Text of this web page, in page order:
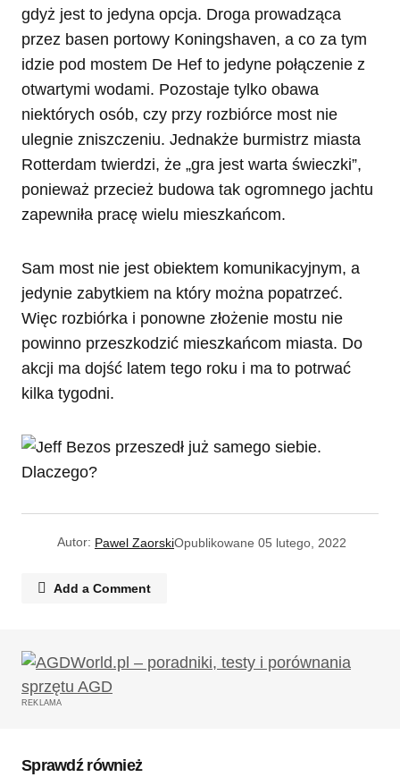
gdyż jest to jedyna opcja. Droga prowadząca
przez basen portowy Koningshaven, a co za tym
idzie pod mostem De Hef to jedyne połączenie z
otwartymi wodami. Pozostaje tylko obawa
niektórych osób, czy przy rozbiórce most nie
ulegnie zniszczeniu. Jednakże burmistrz miasta
Rotterdam twierdzi, że „gra jest warta świeczki”,
ponieważ przecież budowa tak ogromnego jachtu
zapewniła pracę wielu mieszkańcom.
Sam most nie jest obiektem komunikacyjnym, a
jedynie zabytkiem na który można popatrzeć.
Więc rozbiórka i ponowne złożenie mostu nie
powinno przeszkodzić mieszkańcom miasta. Do
akcji ma dojść latem tego roku i ma to potrwać
kilka tygodni.
Autor: Pawel ZaorskiOpublikowane 05 lutego, 2022
Add a Comment
Twój adres email nie zostanie opublikowany.
Wymagane pola są oznaczone
REKLAMA
Sprawdź również